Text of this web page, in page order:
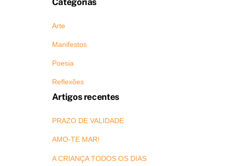
Arte
Manifestos
Poesia
Reflexões
Artigos recentes
PRAZO DE VALIDADE
AMO-TE MAR!
A CRIANÇA TODOS OS DIAS